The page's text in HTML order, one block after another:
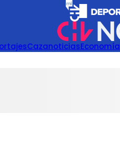
CazanoticiasEconomía